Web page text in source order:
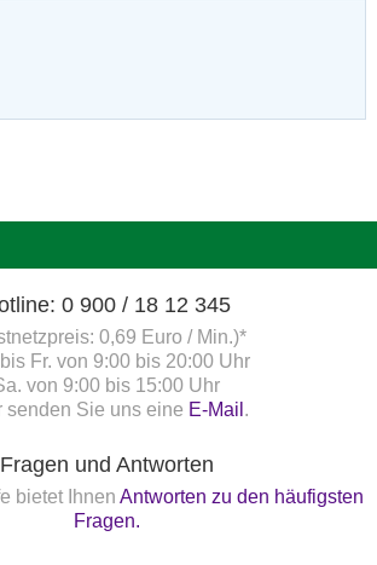
0 900 / 18 12 345
0,69 Euro / Min.)*
Fr. von 9:00 bis 20:00 Uhr
von 9:00 bis 15:00 Uhr
senden Sie uns eine E-Mail .
Fragen und Antworten
bietet Ihnen Antworten zu den häufigsten
Fragen.